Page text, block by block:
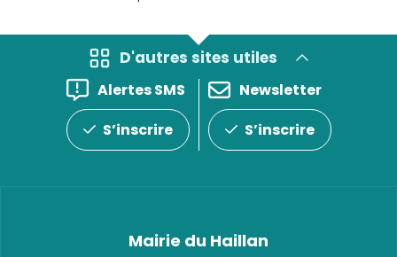
D'autres sites utiles
Alertes SMS
S’inscrire
Newsletter
S’inscrire
Mairie du Haillan